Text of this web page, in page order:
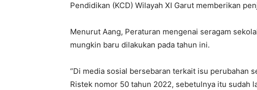
Pendidikan (KCD) Wilayah XI Garut memberikan
Menurut Aang, Peraturan mengenai seragam
mungkin baru dilakukan pada tahun ini.
“Di media sosial bersebaran terkait isu perubahan
Ristek nomor 50 tahun 2022, sebetulnya itu sudah